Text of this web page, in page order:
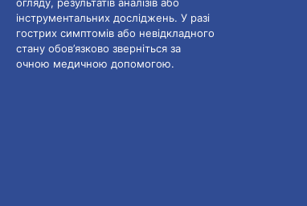
інструментальних досліджень. У разі
гострих симптомів або невідкладного
стану обов’язково зверніться за
очною медичною допомогою.